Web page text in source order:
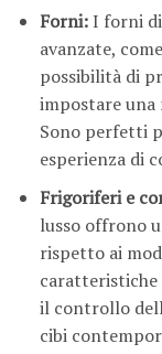
Forni:I forni di
avanzate,
possibilità di
impostare una
Sono perfetti
esperienza di
Frigoriferi e
lusso offrono
rispetto ai
caratteristiche
il controllo
cibi